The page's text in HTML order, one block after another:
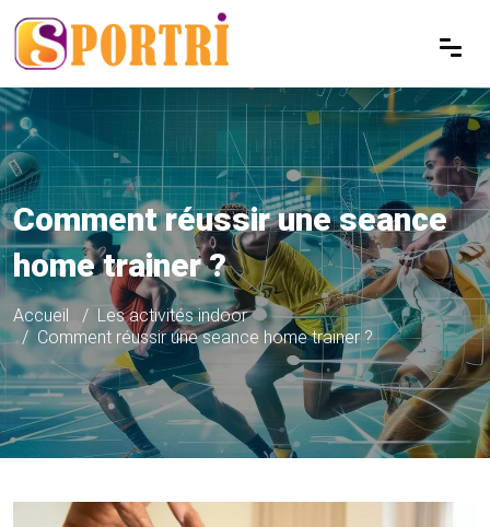
Comment réussir une seance
home trainer ?
Accueil
Les activités indoor
Comment réussir une seance home trainer ?